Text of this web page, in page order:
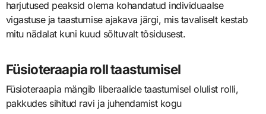
harjutused peaksid olema kohandatud individuaalse
vigastuse ja taastumise ajakava järgi, mis tavaliselt kestab
mitu nädalat kuni kuud sõltuvalt tõsidusest.
Füsioteraapia roll taastumisel
Füsioteraapia mängib liberaalide taastumisel olulist rolli,
pakkudes sihitud ravi ja juhendamist kogu